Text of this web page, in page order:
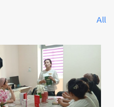
All